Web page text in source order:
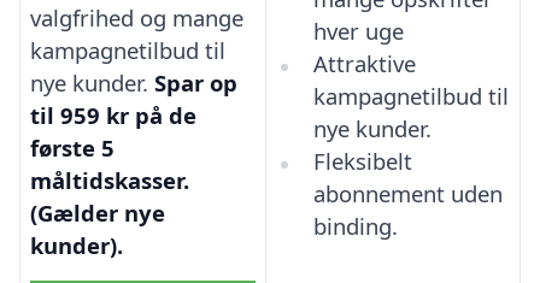
valgfrihed og mange
kampagnetilbud til
nye kunder. Spar op
til 959 kr på de
første 5
måltidskasser.
(Gælder nye
kunder).
hver uge
Attraktive
kampagnetilbud til
nye kunder.
Fleksibelt
abonnement uden
binding.